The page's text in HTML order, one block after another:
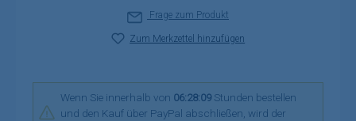
Frage zum Produkt
Zum Merkzettel hinzufügen
Wenn Sie innerhalb von 06:28:09Stunden bestellen
und den Kauf über PayPal abschließen, wird der